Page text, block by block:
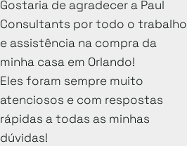
Gostaria de agradecer a Paul
Consultants por todo o trabalho
e assistência na compra da
minha casa em Orlando!
Eles foram sempre muito
atenciosos e com respostas
rápidas a todas as minhas
dúvidas!